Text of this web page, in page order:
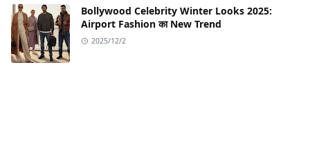
Bollywood Celebrity Winter Looks 2025:
Airport Fashion का New Trend
2025/12/2